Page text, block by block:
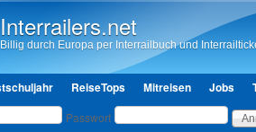
Interrailers.net
Billig durch Europa per Interrailbuch und
ReiseTops Mitreisen Jobs
Passwort